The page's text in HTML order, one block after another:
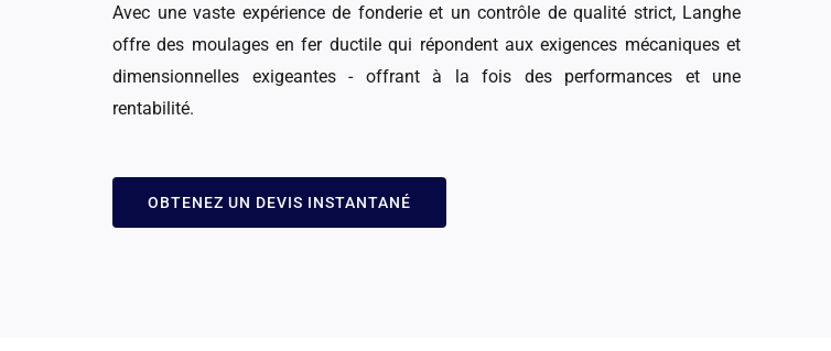
Avec une vaste expérience de fonderie et un contrôle de qualité strict, Langhe
offre des moulages en fer ductile qui répondent aux exigences mécaniques et
dimensionnelles exigeantes - offrant à la fois des performances et une
rentabilité.
OBTENEZ UN DEVIS INSTANTANÉ